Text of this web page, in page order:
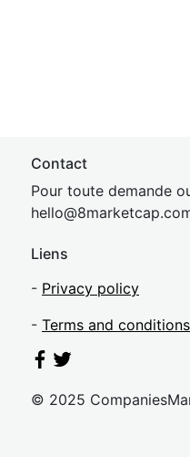
Contact
Pour toute demande
hello@8market
Liens
- Privacy policy
- Terms and conditions
© 2025